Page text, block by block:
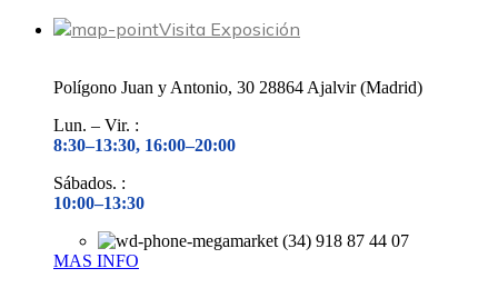
Visita Exposición
Polígono Juan y Antonio, 30 28864 Ajalvir (Madrid)
Lun. – Vir. :
8:30–13:30, 16:00–20:00
Sábados. :
10:00–13:30
(34) 918 87 44 07
MAS INFO